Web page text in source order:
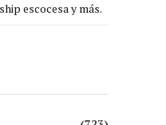
escocesa y más.